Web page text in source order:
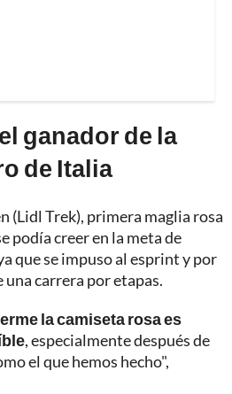
ganador de la
de Italia
(Lidl Trek), primera maglia rosa
podía creer en la meta de
que se impuso al esprint y por
carrera por etapas.
la camiseta rosa es
, especialmente después de
el que hemos hecho",